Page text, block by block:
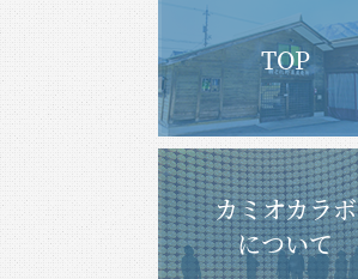
TOP
カミオカラボ
について